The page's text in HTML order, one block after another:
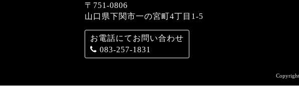
〒751-0806
山口県下関市一の宮町4丁目1-5
お電話にてお問い合わせ
083-257-1831